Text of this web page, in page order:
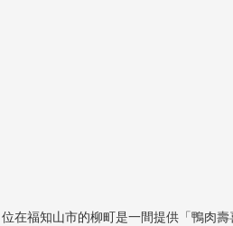
位在福知山市的柳町是一間提供「鴨肉